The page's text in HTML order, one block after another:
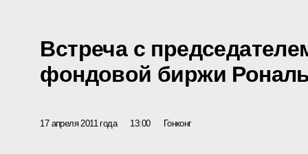
Встреча с
фондовой биржи
17 апреля 2011 года 13:00 Гонконг